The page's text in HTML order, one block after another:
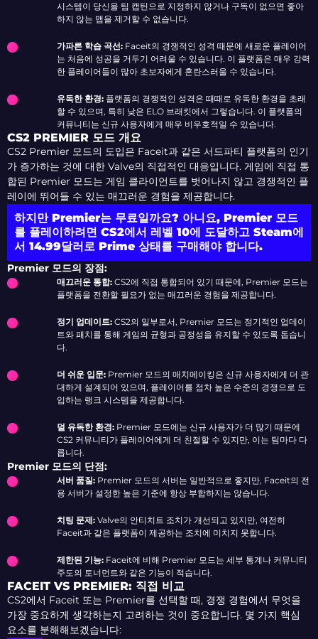
시스템이 당신을 팀 캡틴으로 지정하지 않거나 구독이 없으면 좋아
하지 않는 맵을 제거할 수 없습니다.
가파른 학습 곡선: Faceit의 경쟁적인 성격 때문에 새로운 플레이어
는 처음에 성공을 거두기 어려울 수 있습니다. 이 플랫폼은 매우 강력
한 플레이어들이 많아 초보자에게 혼란스러울 수 있습니다.
유독한 환경: 플랫폼의 경쟁적인 성격은 때때로 유독한 환경을 초래
할 수 있으며, 특히 낮은 ELO 브래킷에서 그렇습니다. 이 플랫폼의
커뮤니티는 신규 사용자에게 매우 비우호적일 수 있습니다.
CS2 PREMIER 모드 개요
CS2 Premier 모드의 도입은 Faceit과 같은 서드파티 플랫폼의 인기
가 증가하는 것에 대한 Valve의 직접적인 대응입니다. 게임에 직접 통
합된 Premier 모드는 게임 클라이언트를 벗어나지 않고 경쟁적인 플
레이에 뛰어들 수 있는 매끄러운 경험을 제공합니다.
하지만 Premier는 무료일까요? 아니요, Premier 모드
를 플레이하려면 CS2에서 레벨 10에 도달하고 Steam에
서 14.99달러로 Prime 상태를 구매해야 합니다.
Premier 모드의 장점:
매끄러운 통합: CS2에 직접 통합되어 있기 때문에, Premier 모드는
플랫폼을 전환할 필요가 없는 매끄러운 경험을 제공합니다.
정기 업데이트: CS2의 일부로서, Premier 모드는 정기적인 업데이
트와 패치를 통해 게임의 균형과 공정성을 유지할 수 있도록 돕습니
다.
더 쉬운 입문: Premier 모드의 매치메이킹은 신규 사용자에게 더 관
대하게 설계되어 있으며, 플레이어를 점차 높은 수준의 경쟁으로 도
입하는 랭크 시스템을 제공합니다.
덜 유독한 환경: Premier 모드에는 신규 사용자가 더 많기 때문에
CS2 커뮤니티가 플레이어에게 더 친절할 수 있지만, 이는 팀마다 다
릅니다.
Premier 모드의 단점:
서버 품질: Premier 모드의 서버는 일반적으로 좋지만, Faceit의 전
용 서버가 설정한 높은 기준에 항상 부합하지는 않습니다.
치팅 문제: Valve의 안티치트 조치가 개선되고 있지만, 여전히
Faceit과 같은 플랫폼이 제공하는 조치에 미치지 못합니다.
제한된 기능: Faceit에 비해 Premier 모드는 세부 통계나 커뮤니티
주도의 토너먼트와 같은 기능이 적습니다.
FACEIT VS PREMIER: 직접 비교
CS2에서 Faceit 또는 Premier를 선택할 때, 경쟁 경험에서 무엇을
가장 중요하게 생각하는지 고려하는 것이 중요합니다. 몇 가지 핵심
요소를 분해해보겠습니다: